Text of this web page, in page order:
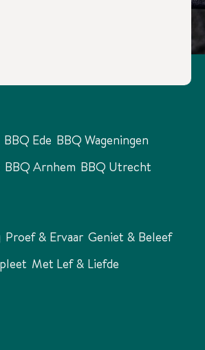
BBQ Ede BBQ Wageningen
BBQ Arnhem BBQ Utrecht
Proef & Ervaar Geniet & Beleef
Met Lef & Liefde